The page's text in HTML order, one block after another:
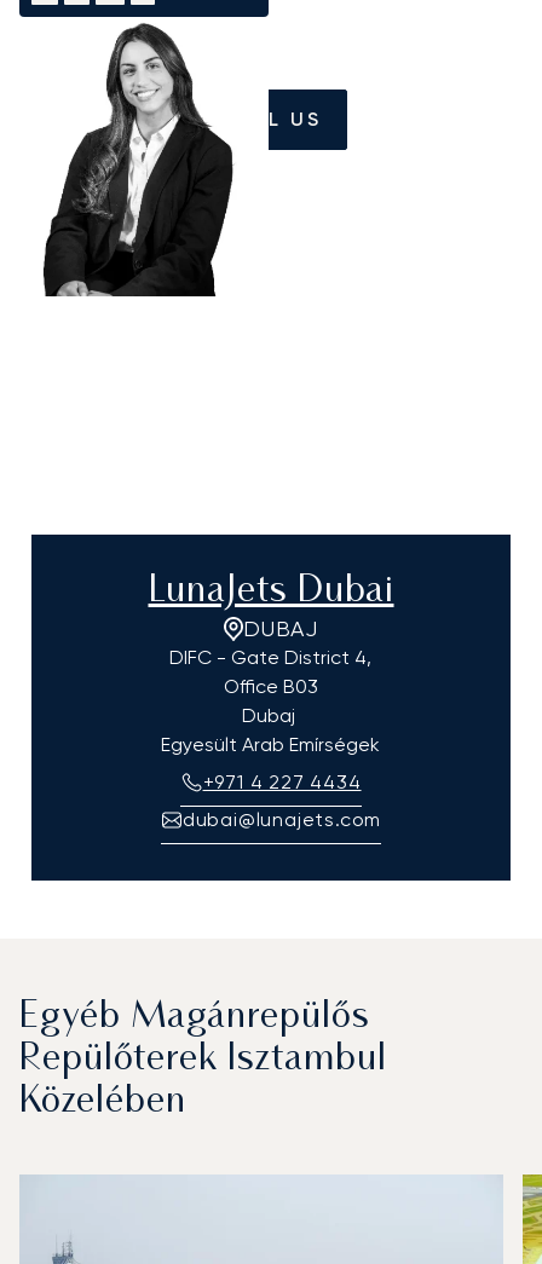
CALL US
LunaJets Dubai
DUBAJ
DIFC - Gate District 4,
Office B03
Dubaj
Egyesült Arab Emírségek
+971 4 227 4434
dubai@lunajets.com
Egyéb Magánrepülős
Repülőterek Isztambul
Közelében